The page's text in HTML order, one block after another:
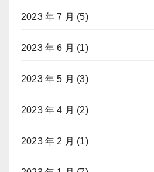
2023 年 7 月 (5)
2023 年 6 月 (1)
2023 年 5 月 (3)
2023 年 4 月 (2)
2023 年 2 月 (1)